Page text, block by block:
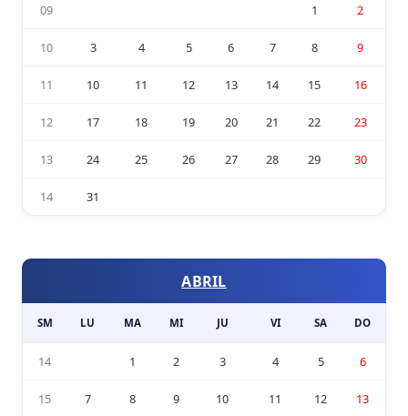
09 1 2
10 3 4 5 6 7 8 9
11 10 11 12 13 14 15 16
12 17 18 19 20 21 22 23
13 24 25 26 27 28 29 30
14 31
ABRIL
SM LU MA MI JU VI SA DO
14 1 2 3 4 5 6
15 7 8 9 10 11 12 13